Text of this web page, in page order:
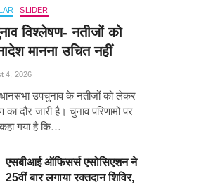
SLIDER
विश्लेषण- नतीजों को
मानना उचित नहीं
4, 2026
उपचुनाव के नतीजों को लेकर
का दौर जारी है। चुनाव परिणामों पर
गया है कि…
एसबीआई ऑफिसर्स एसोसिएशन ने
25वीं बार लगाया रक्तदान शिविर,